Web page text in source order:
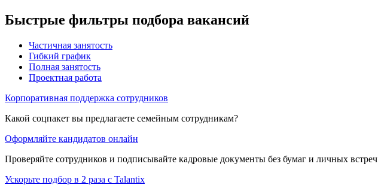
Быстрые фильтры подбора вакансий
Частичная занятость
Гибкий график
Полная занятость
Проектная работа
Корпоративная поддержка сотрудников
Какой соцпакет вы предлагаете семейным сотрудникам?
Оформляйте кандидатов онлайн
Проверяйте сотрудников и подписывайте кадровые документы без бумаг и личных встреч
Ускорьте подбор в 2 раза с Talantix